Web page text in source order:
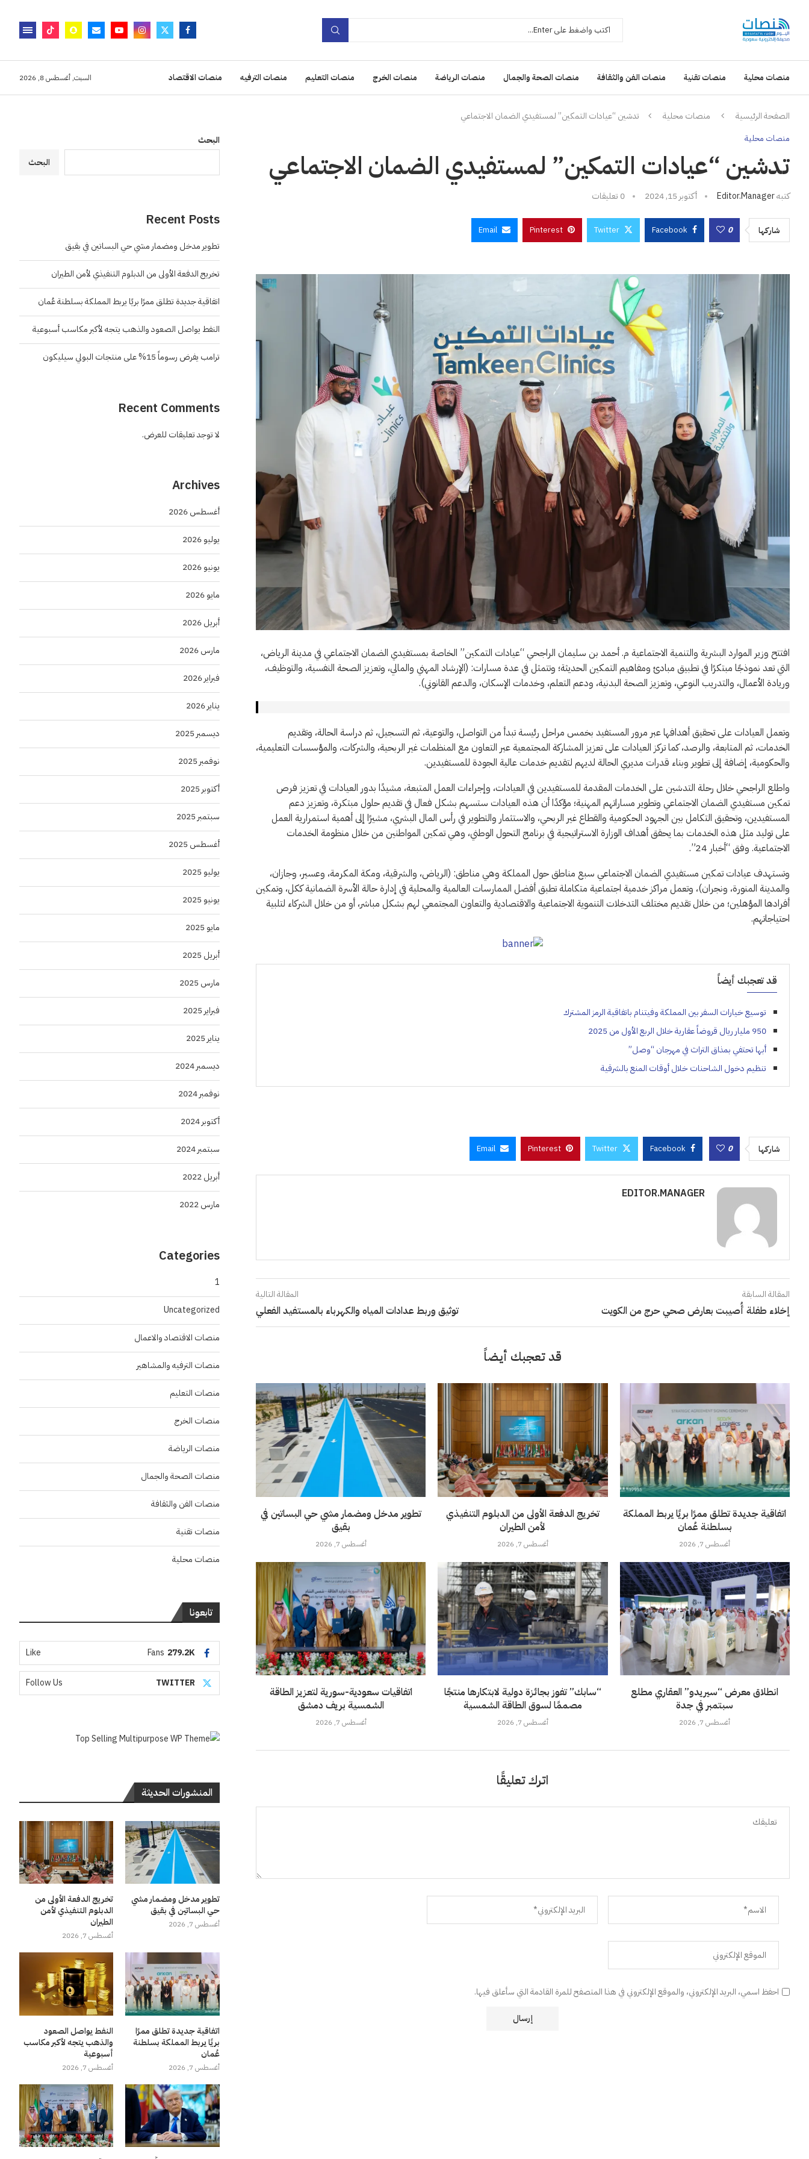
منصات محلية منصات تقنية منصات الفن والثقافة منصات الصحة والجمال منصات الرياضة منصات الخرج منصات التعليم منصات الترفيه منصات الاقتصاد السبت, أغسطس 8, 2026
الصفحة الرئيسية منصات محلية تدشين “عيادات التمكين” لمستفيدي الضمان الاجتماعي
منصات محلية
تدشين “عيادات التمكين” لمستفيدي الضمان الاجتماعي
كتبهEditor.manager أكتوبر 15, 2024 0 تعليقات
شاركها 0
Facebook
Twitter
Pinterest
Email
افتتح وزير الموارد البشرية والتنمية الاجتماعية م. أحمد بن سليمان الراجحي “عيادات التمكين” الخاصة بمستفيدي الضمان الاجتماعي في مدينة الرياض،
التي تعد نموذجًا مبتكرًا في تطبيق مبادئ ومفاهيم التمكين الحديثة؛ وتتمثل في عدة مسارات: (الإرشاد المهني والمالي، وتعزيز الصحة النفسية، والتوظيف،
وريادة الأعمال، والتدريب النوعي، وتعزيز الصحة البدنية، ودعم التعلم، وخدمات الإسكان، والدعم القانوني).
وتعمل العيادات على تحقيق أهدافها عبر مرور المستفيد بخمس مراحل رئيسة تبدأ من التواصل، والتوعية، ثم التسجيل، ثم دراسة الحالة، وتقديم
الخدمات، ثم المتابعة، والرصد، كما تركز العيادات على تعزيز المشاركة المجتمعية عبر التعاون مع المنظمات غير الربحية، والشركات، والمؤسسات التعليمية،
والحكومية، إضافة إلى تطوير وبناء قدرات مديري الحالة لديهم لتقديم خدمات عالية الجودة للمستفيدين.
واطلع الراجحي خلال رحلة التدشين على الخدمات المقدمة للمستفيدين في العيادات، وإجراءات العمل المتبعة، مشيدًا بدور العيادات في تعزيز فرص
تمكين مستفيدي الضمان الاجتماعي وتطوير مساراتهم المهنية؛ مؤكدًا أن هذه العيادات ستسهم بشكل فعال في تقديم حلول مبتكرة، وتعزيز دعم
المستفيدين، وتحقيق التكامل بين الجهود الحكومية والقطاع غير الربحي، والاستثمار والتطوير في رأس المال البشري، مشيرًا إلى أهمية استمرارية العمل
على توليد مثل هذه الخدمات بما يحقق أهداف الوزارة الاستراتيجية في برنامج التحول الوطني، وهي تمكين المواطنين من خلال منظومة الخدمات
الاجتماعية. وفق “أخبار 24”.
وتستهدف عيادات تمكين مستفيدي الضمان الاجتماعي سبع مناطق حول المملكة وهي مناطق: (الرياض، والشرقية، ومكة المكرمة، وعسير، وجازان،
والمدينة المنورة، ونجران)، وتعمل مراكز خدمية اجتماعية متكاملة تطبق أفضل الممارسات العالمية والمحلية في إدارة حالة الأسرة الضمانية ككل، وتمكين
أفرادها المؤهلين؛ من خلال تقديم مختلف التدخلات التنموية الاجتماعية والاقتصادية والتعاون المجتمعي لهم بشكل مباشر، أو من خلال الشركاء لتلبية
احتياجاتهم.
قد تعجبك أيضاً
توسيع خيارات السفر بين المملكة وفيتنام باتفاقية الرمز المشترك
950 مليار ريال قروضاً عقارية خلال الربع الأول من 2025
أبها تحتفي بمذاق التراث في مهرجان “وصل”
تنظيم دخول الشاحنات خلال أوقات المنع بالشرقية
شاركها 0
Facebook
Twitter
Pinterest
Email
EDITOR.MANAGER
المقالة السابقة
إخلاء طفلة أُصيبت بعارض صحي حرج من الكويت
المقالة التالية
توثيق وربط عدادات المياه والكهرباء بالمستفيد الفعلي
قد تعجبك أيضاً
تطوير مدخل ومضمار مشي حي البساتين في
بقيق
أغسطس 7, 2026
تخريج الدفعة الأولى من الدبلوم التنفيذي
لأمن الطيران
أغسطس 7, 2026
اتفاقية جديدة تطلق ممرًا بريًا يربط المملكة
بسلطنة عُمان
أغسطس 7, 2026
اتفاقيات سعودية-سورية لتعزيز الطاقة
الشمسية بريف دمشق
أغسطس 7, 2026
“سابك” تفوز بجائزة دولية لابتكارها منتجًا
مصممًا لسوق الطاقة الشمسية
أغسطس 7, 2026
انطلاق معرض “سيريدو” العقاري مطلع
سبتمبر في جدة
أغسطس 7, 2026
اترك تعليقًا
احفظ اسمي، البريد الإلكتروني، والموقع الإلكتروني في هذا المتصفح للمرة القادمة التي سأعلق فيها.
البحث
البحث
Recent Posts
تطوير مدخل ومضمار مشي حي البساتين في بقيق
تخريج الدفعة الأولى من الدبلوم التنفيذي لأمن الطيران
اتفاقية جديدة تطلق ممرًا بريًا يربط المملكة بسلطنة عُمان
النفط يواصل الصعود والذهب يتجه لأكبر مكاسب أسبوعية
ترامب يفرض رسوماً 15% على منتجات البولي سيليكون
Recent Comments
لا توجد تعليقات للعرض.
Archives
أغسطس 2026
يوليو 2026
يونيو 2026
مايو 2026
أبريل 2026
مارس 2026
فبراير 2026
يناير 2026
ديسمبر 2025
نوفمبر 2025
أكتوبر 2025
سبتمبر 2025
أغسطس 2025
يوليو 2025
يونيو 2025
مايو 2025
أبريل 2025
مارس 2025
فبراير 2025
يناير 2025
ديسمبر 2024
نوفمبر 2024
أكتوبر 2024
سبتمبر 2024
أبريل 2022
مارس 2022
Categories
1
Uncategorized
منصات الاقتصاد والاعمال
منصات الترفيه والمشاهير
منصات التعليم
منصات الخرج
منصات الرياضة
منصات الصحة والجمال
منصات الفن والثقافة
منصات تقنية
منصات محلية
تابعونا
279.2K
Fans
Like
TWITTER
Follow Us
المنشورات الحديثة
تطوير مدخل ومضمار مشي
حي البساتين في بقيق
أغسطس 7, 2026
تخريج الدفعة الأولى من
الدبلوم التنفيذي لأمن
الطيران
أغسطس 7, 2026
اتفاقية جديدة تطلق ممرًا
بريًا يربط المملكة بسلطنة
عُمان
أغسطس 7, 2026
النفط يواصل الصعود
والذهب يتجه لأكبر مكاسب
أسبوعية
أغسطس 7, 2026